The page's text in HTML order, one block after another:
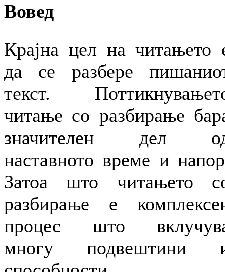
Вовед
Крајна цел на читањето
да се разбере
текст.
читање со разбирање
значителен дел
наставното време и
Затоа што читањето
разбирање е
процес што
многу подвештини